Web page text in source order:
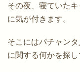
その夜、寝ていた
に気が付きます。
そこにはパチャン
に関する何かを探し